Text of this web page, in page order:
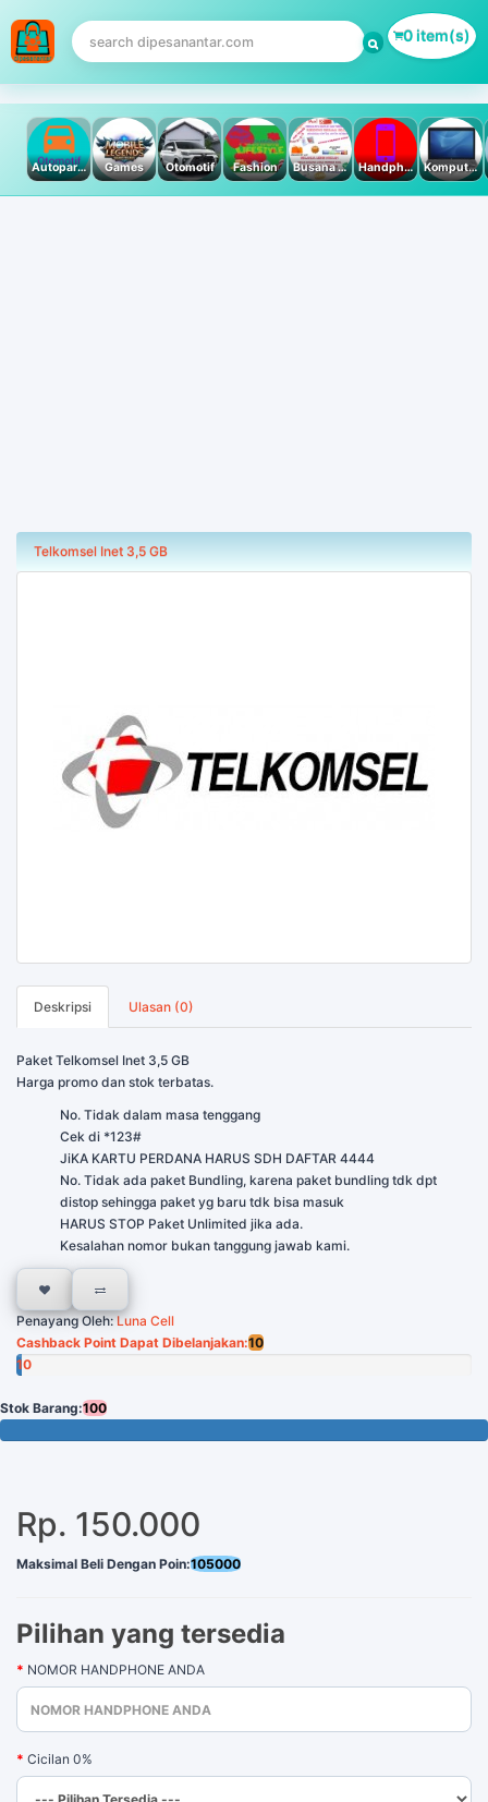
0 item(s)
Autoparts Games Otomotif Fashion Busana Muslim Handphone & Tablet Komputer PC & Laptop
Telkomsel Inet 3,5 GB
Deskripsi Ulasan (0)
Paket Telkomsel Inet 3,5 GB
Harga promo dan stok terbatas.
No. Tidak dalam masa tenggang
Cek di *123#
JiKA KARTU PERDANA HARUS SDH DAFTAR 4444
No. Tidak ada paket Bundling, karena paket bundling tdk dpt
distop sehingga paket yg baru tdk bisa masuk
HARUS STOP Paket Unlimited jika ada.
Kesalahan nomor bukan tanggung jawab kami.
Penayang Oleh:Luna Cell
Cashback Point Dapat Dibelanjakan:10
10
Stok Barang:100
Rp. 150.000
Maksimal Beli Dengan Poin:105000
Pilihan yang tersedia
NOMOR HANDPHONE ANDA
Cicilan 0%